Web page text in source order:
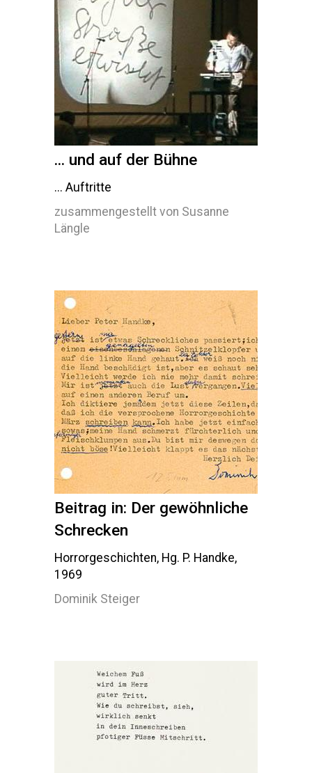
... und auf der Bühne
... Auftritte
zusammengestellt von Susanne
Längle
Beitrag in: Der gewöhnliche
Schrecken
Horrorgeschichten, Hg. P. Handke,
1969
Dominik Steiger